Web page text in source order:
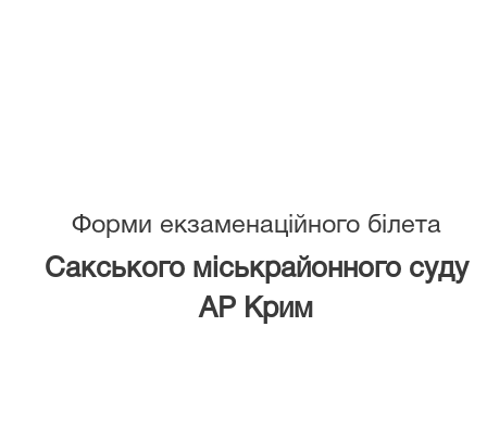
Форми екзаменаційного білета
Сакського міськрайонного суду
АР Крим